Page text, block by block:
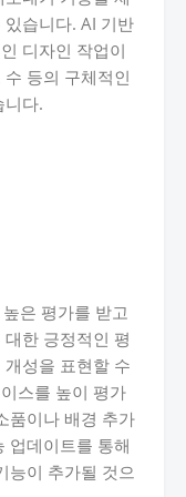
습니다. AI 기반
디자인 작업이
등의 구체적인
니다.
은 평가를 받고
한 긍정적인 평
성을 표현할 수
스를 높이 평가
품이나 배경 추가
업데이트를 통해
능이 추가될 것으